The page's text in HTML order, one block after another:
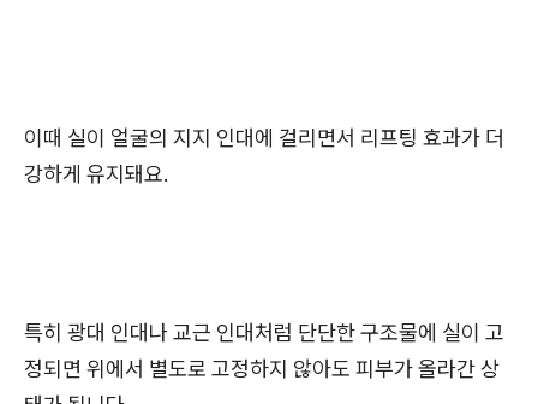
이때 실이 얼굴의 지지 인대에 걸리면서 리프팅 효과가 더
강하게 유지돼요.
특히 광대 인대나 교근 인대처럼 단단한 구조물에 실이 고
정되면 위에서 별도로 고정하지 않아도 피부가 올라간 상